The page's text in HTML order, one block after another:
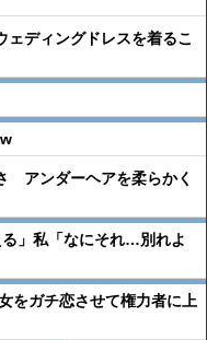
ェディングドレスを着るこ
アンダーヘアを柔らかく
」私「なにそれ…別れよ
をガチ恋させて権力者に上